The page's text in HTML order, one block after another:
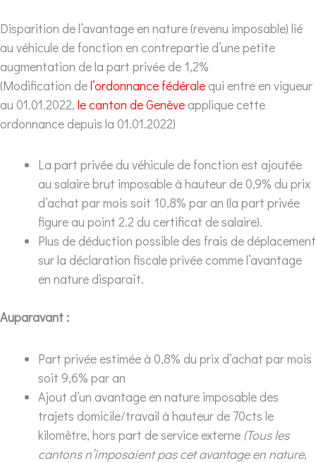
Disparition de l’avantage en nature (revenu imposable) lié
au véhicule de fonction en contrepartie d’une petite
augmentation de la part privée de 1,2%
(Modification del’ordonnance fédérale qui entre en vigueur
au 01.01.2022, le canton de Genève applique cette
ordonnance depuis la 01.01.2022)
La part privée du véhicule de fonction est ajoutée
au salaire brut imposable à hauteur de 0,9% du prix
d’achat par mois soit 10,8% par an (la part privée
figure au point 2.2 du certificat de salaire).
Plus de déduction possible des frais de déplacement
sur la déclaration fiscale privée comme l’avantage
en nature disparaît.
Auparavant :
Part privée estimée à 0,8% du prix d’achat par mois
soit 9,6% par an
Ajout d’un avantage en nature imposable des
trajets domicile/travail à hauteur de 70cts le
kilomètre, hors part de service externe (Tous les
cantons n’imposaient pas cet avantage en nature,